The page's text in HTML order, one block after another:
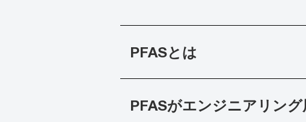
PFASとは
PFASがエンジニアリン